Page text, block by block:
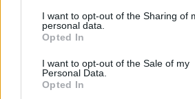
not limited to your visit or usage
grant or deny consent to Google and
use your data for below specified
consent section.
I want to opt-out of the Sharing of
personal data.
Opted In
I want to opt-out of the Sale of my
Personal Data.
Opted In
Ηνωμένο Βασίλειο. Θα
συμφέροντά μας στην ΕΕ, θα
ανταγωνισμό και θα παρέχει
τις αλιευτικές μας κοινότητες.
τώρα», σημείωσε η Ούρσουλα φον